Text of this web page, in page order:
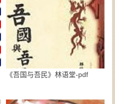
《吾国与吾民》林语堂-pdf